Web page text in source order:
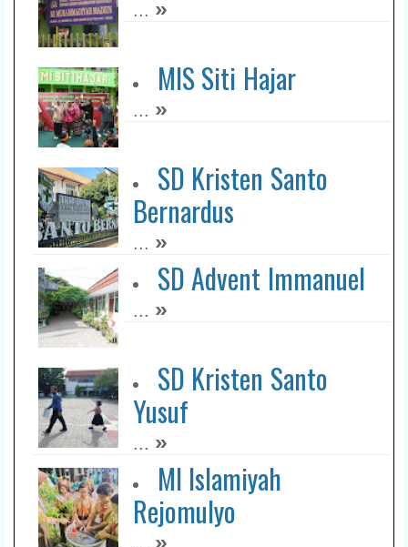
... »
MIS Siti Hajar
... »
SD Kristen Santo
Bernardus
... »
SD Advent Immanuel
... »
SD Kristen Santo
Yusuf
... »
MI Islamiyah
Rejomulyo
»